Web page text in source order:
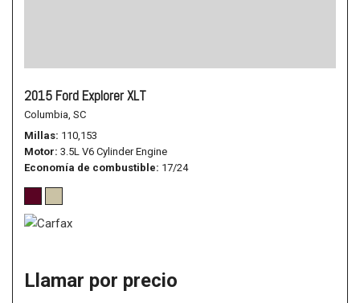
2015 Ford Explorer XLT
Columbia, SC
Millas 110,153
Motor 3.5L V6 Cylinder Engine
Economía de combustible 17/24
Llamar por precio